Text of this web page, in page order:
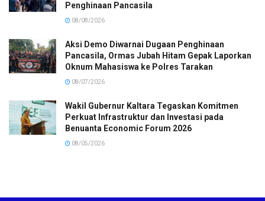
Penghinaan Pancasila
08/08/2026
Aksi Demo Diwarnai Dugaan Penghinaan
Pancasila, Ormas Jubah Hitam Gepak Laporkan
Oknum Mahasiswa ke Polres Tarakan
08/07/2026
Wakil Gubernur Kaltara Tegaskan Komitmen
Perkuat Infrastruktur dan Investasi pada
Benuanta Economic Forum 2026
08/05/2026